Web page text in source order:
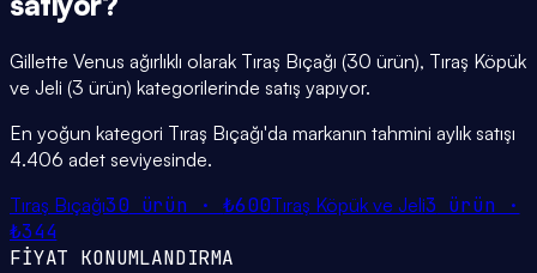
Gillette Venus ağırlıklı olarak Tıraş Bıçağı (30 ürün), Tıraş Köpük
ve Jeli (3 ürün) kategorilerinde satış yapıyor.
En yoğun kategori Tıraş Bıçağı'da markanın tahmini aylık satışı
4.406 adet seviyesinde.
Tıraş Bıçağı30ürün ·₺600Tıraş Köpük ve Jeli3 ürün ·
₺344
FİYAT KONUMLANDIRMA